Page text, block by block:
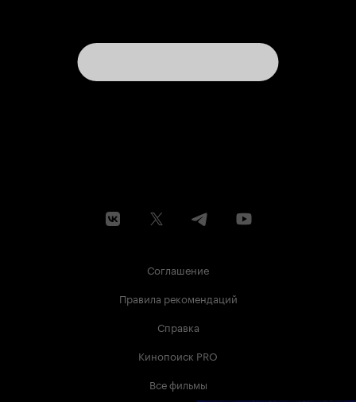
Соглашение
Правила рекомендаций
Справка
Кинопоиск PRO
Все фильмы